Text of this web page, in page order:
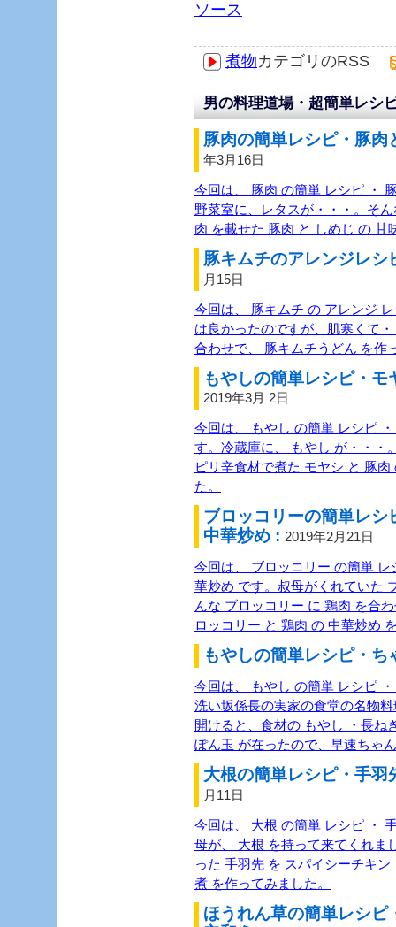
ソース
煮物カテゴリのRSS
男の料理道場・超簡単レシ
豚肉の簡単レシピ・豚
年3月16日
今回は、 豚肉 の簡単 レシピ ・
野菜室に、レタスが・・・。そ
肉 を載せた 豚肉 と しめじ の 甘
豚キムチのアレンジレ
月15日
今回は、 豚キムチ の アレンジ
は良かったのですが、肌寒くて
合わせで、 豚キムチうどん を作
もやしの簡単レシピ・
2019年3月 2日
今回は、 もやし の簡単 レシピ
す。冷蔵庫に、 もやし が・・・
ピリ辛食材で煮た モヤシ と 豚
た。
ブロッコリーの簡単レシ
中華炒め : 2019年2月21日
今回は、 ブロッコリー の簡単
華炒め です。叔母がくれていた
んな ブロッコリー に 鶏肉 を合
ロッコリー と 鶏肉 の 中華炒め
もやしの簡単レシピ・
今回は、 もやし の簡単 レシピ
洗い坂係長の実家の食堂の名物
開けると、食材の もやし ・長ね
ぽん玉 が在ったので、早速ちゃ
大根の簡単レシピ・手
月11日
今回は、 大根 の簡単 レシピ ・
母が、 大根 を持って来てくれま
った 手羽先 を スパイシーチキ
煮 を作ってみました。
ほうれん草の簡単レシピ